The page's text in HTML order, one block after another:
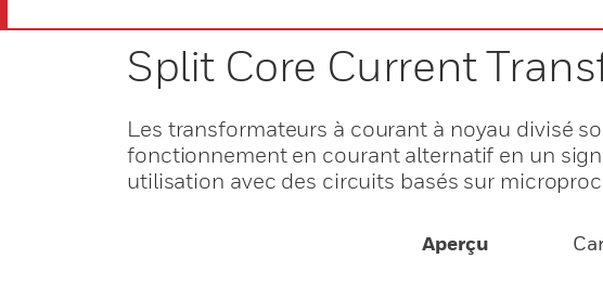
Split Core Current
Les transformateurs à courant à noyau divisé
fonctionnement en courant alternatif en un
utilisation avec des circuits basés sur
Aperçu